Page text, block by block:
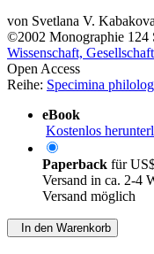
von Svetlana V.
©2002 Monographie 124
Wissenschaft,
Open Access
Reihe: Specimina
eBook
Kostenlos
Paperback für
Versand in ca. 2-4
Versand möglich
In den Warenkorb